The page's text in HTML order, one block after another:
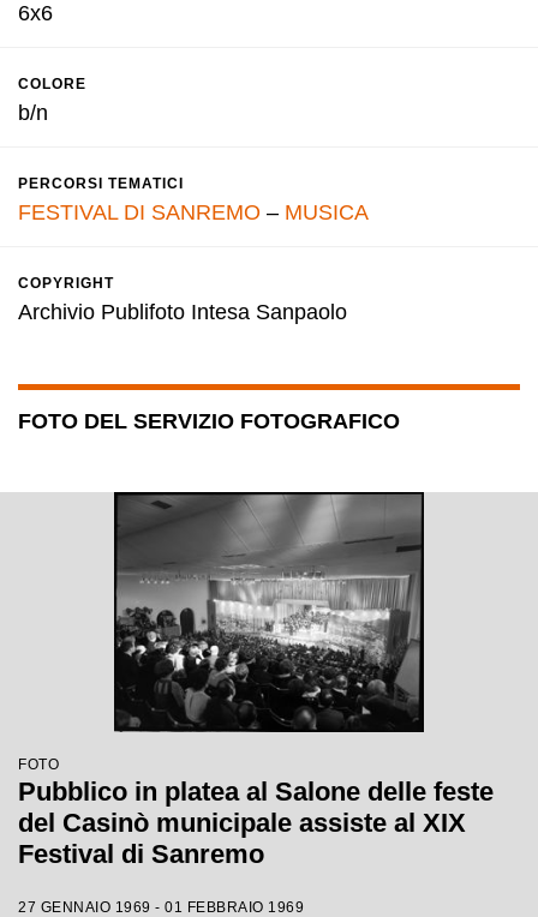
6x6
COLORE
b/n
PERCORSI TEMATICI
FESTIVAL DI SANREMO – MUSICA
COPYRIGHT
Archivio Publifoto Intesa Sanpaolo
FOTO DEL SERVIZIO FOTOGRAFICO
FOTO
Pubblico in platea al Salone delle feste
del Casinò municipale assiste al XIX
Festival di Sanremo
27 GENNAIO 1969 - 01 FEBBRAIO 1969